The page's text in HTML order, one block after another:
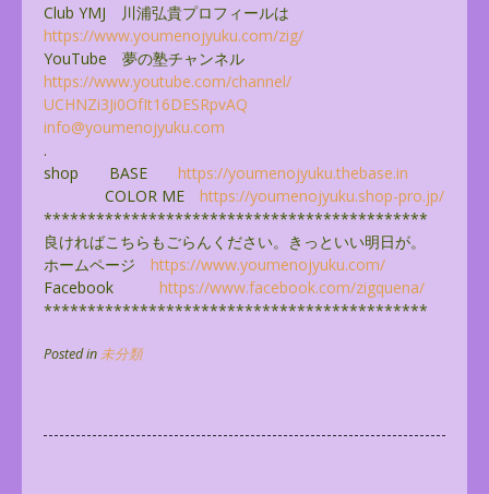
Club YMJ 川浦弘貴プロフィールは
https://www.youmenojyuku.com/zig/
YouTube 夢の塾チャンネル
https://www.youtube.com/channel/
UCHNZi3Ji0OfIt16DESRpvAQ
info@youmenojyuku.com
.
shop BASE https://youmenojyuku.thebase.in
COLOR ME https://youmenojyuku.shop-pro.jp/
********************************************
良ければこちらもごらんください。きっといい明日が。
ホームページ https://www.youmenojyuku.com/
Facebook https://www.facebook.com/zigquena/
********************************************
Posted in未分類